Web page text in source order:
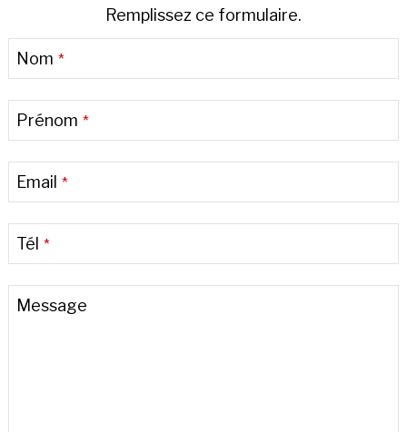
Remplissez ce formulaire.
Email
Address
Nom *
Prénom *
Email *
Tél *
Message